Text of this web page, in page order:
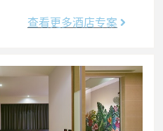
查看更多酒店专案